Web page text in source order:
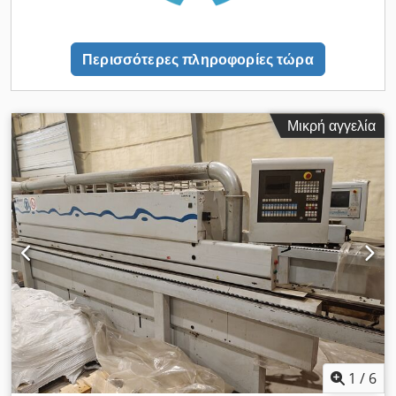
ακονισμένη Συνολικά 2 ανταλλάξιμα δοχεία κόλλας για γρήγορη
με αυτόματη τροφοδοσία ακμής για ρολά έως 3 mm Ζώνη
πίεσης με 3 ρολά Κόφτης με 2 κινητήρες Συνδυασμένη μονάδα
φρέζας, εύκολη χειροκίνητη ρύθμιση για φρεζάρισμα κατά
στρογγυλοποίησης γωνιών R2 με διαμαντένια φρέζα, 1
κινητήρας Λεπίδα έλξης ακτίνας R2, χειροκίνητη ρύθμιση
Λεπίδα έλξης ραφής κόλλας με μεγάλο ρολό, πνευματικά
ελεγχόμενη Κλείδωμα καλύμματος Σήμανση CE Οδηγίες
χρήσης σε φάκελο Όλες οι αναστρέψιμες πλάκες των μονάδων
φρέζας και των λεπίδων έλξης έχουν ανανεωθεί ή περιστραφεί,
οι πριόνια έχουν ακονιστεί, οι διαμαντένιες φρέζες συγκόλλησης
έχουν ακονιστεί. Επομένως, η μηχανή είναι άμεσα έτοιμη για
χρήση. Μόνο η διαμαντένια φρέζα της φρέζας διαμόρφωσης
δεν έχει αντικατασταθεί, αλλά εξακολουθεί να είναι αιχμηρή.
Αρχικό χρώμα, μόνο λίγα σημεία έχουν ξαναχρωματιστεί.
Σωλήνες εξαγωγής σκόνης αντικαταστάθηκαν. Περίπου 1200
ώρες λειτουργίας, δηλαδή μόνο 1/2 ώρα την ημέρα. Διαστάσεις
της μηχανής περίπου 4300 (με πιάτο) x 1250 x 1600 mm (Μ x
Π x Υ) Βάρος περίπου 950 kg. Η μηχανή μπορεί να
Περισσότερες πληροφορίες τώρα
Μικρή αγγελία
1 / 6